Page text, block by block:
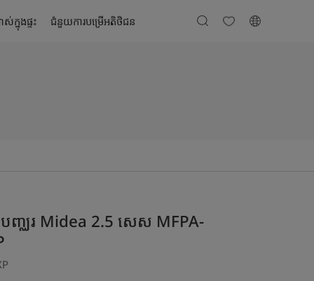
ក្នុងផ្ទះ ជំនួយការបម្រើអតិថិជន
ញ្ឈរ Midea 2.5 សេស MFPA-